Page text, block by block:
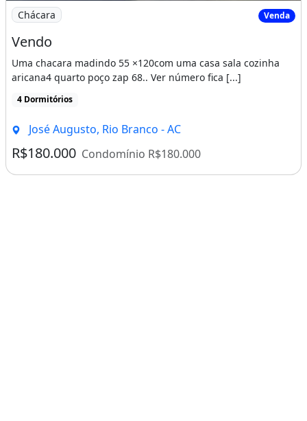
Imagem: Vendo
Chácara Venda
Vendo
Uma chacara madindo 55 ×120com uma casa sala cozinha
aricana4 quarto poço zap 68.. Ver número fica [...]
4 Dormitórios
José Augusto, Rio Branco - AC
R$180.000 Condomínio R$180.000